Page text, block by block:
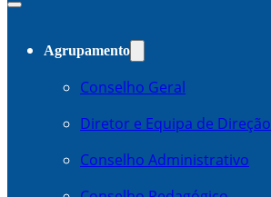
Agrupamento
Conselho Geral
Diretor e Equipa de Direção
Conselho Administrativo